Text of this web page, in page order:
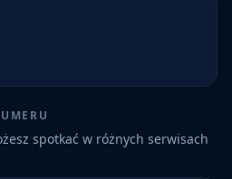
spotkać w różnych serwisach